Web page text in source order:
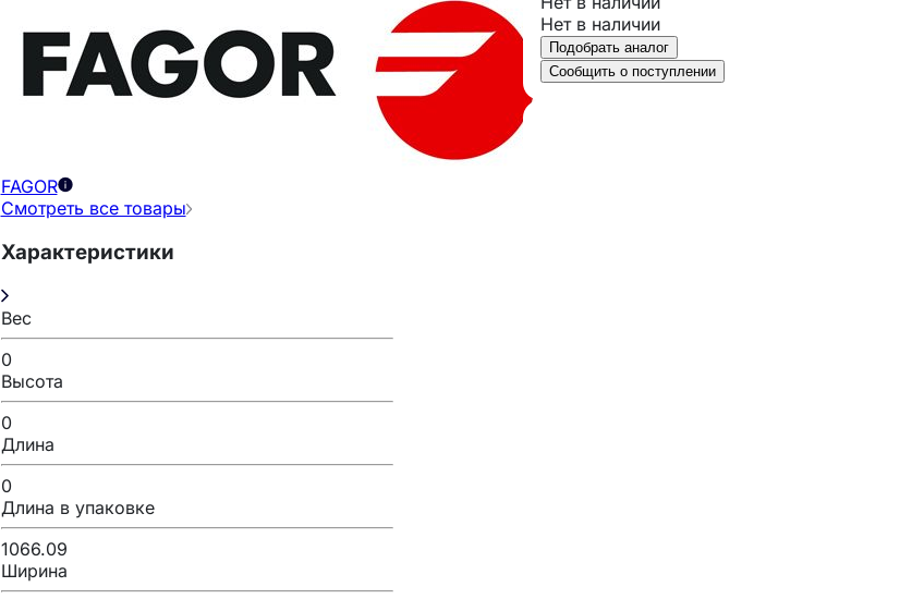
FAGOR
Смотреть все товары
Характеристики
Вес
0
Высота
0
Длина
0
Длина в упаковке
1066.09
Ширина
Нет в наличии
Подобрать аналог
Сообщить о поступлении